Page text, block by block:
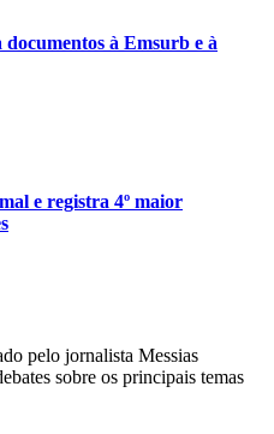
à Emsurb e à
e registra 4º maior
pelo jornalista Messias
sobre os principais temas